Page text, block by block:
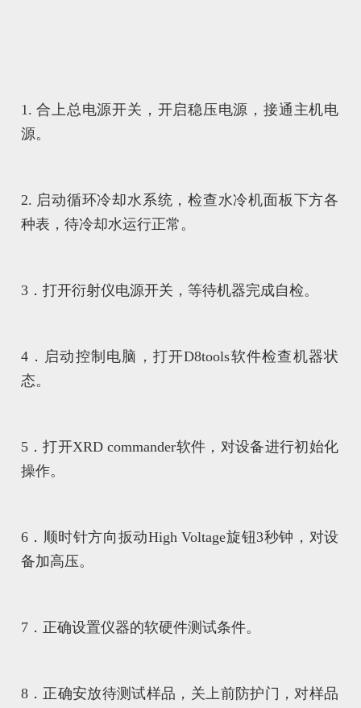
1. 合上总电源开关，开启稳压电源，接通主机电
源。
2. 启动循环冷却水系统，检查水冷机面板下方各
种表，待冷却水运行正常。
3．打开衍射仪电源开关，等待机器完成自检。
4．启动控制电脑，打开D8tools软件检查机器状
态。
5．打开XRD commander软件，对设备进行初始化
操作。
6．顺时针方向扳动High Voltage旋钮3秒钟，对设
备加高压。
7．正确设置仪器的软硬件测试条件。
8．正确安放待测试样品，关上前防护门，对样品